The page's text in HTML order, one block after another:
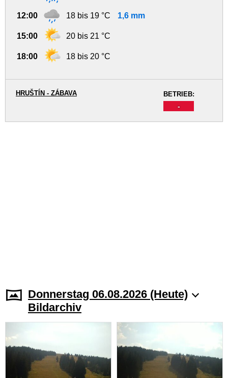
12:00 18 bis 19 °C 1,6 mm
15:00 20 bis 21 °C
18:00 18 bis 20 °C
BETRIEB:
-
HRUŠTÍN - ZÁBAVA
Donnerstag 06.08.2026 (Heute)
Bildarchiv